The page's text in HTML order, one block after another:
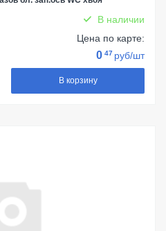
В наличии
Цена по карте:
0 47 руб/шт
В корзину